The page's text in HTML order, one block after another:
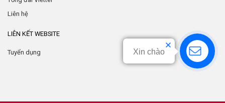
Liên hệ
LIÊN KẾT WEBSITE
Tuyển dụng Xin chào